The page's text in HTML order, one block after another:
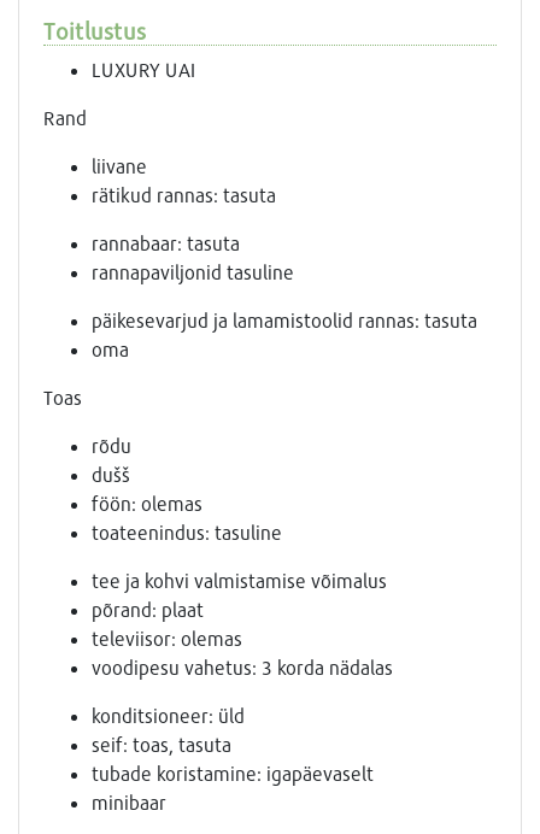
Toitlustus
LUXURY UAI
Rand
liivane
rätikud rannas: tasuta
rannabaar: tasuta
rannapaviljonid tasuline
päikesevarjud ja lamamistoolid rannas: tasuta
oma
Toas
rõdu
dušš
föön: olemas
toateenindus: tasuline
tee ja kohvi valmistamise võimalus
põrand: plaat
televiisor: olemas
voodipesu vahetus: 3 korda nädalas
konditsioneer: üld
seif: toas, tasuta
tubade koristamine: igapäevaselt
minibaar